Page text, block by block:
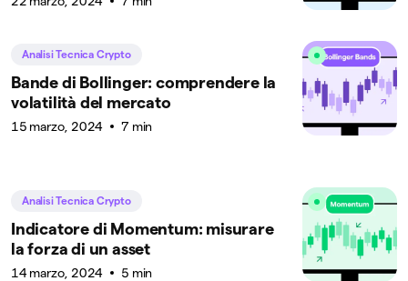
Analisi Tecnica Crypto
Bande di Bollinger: comprendere la
volatilità del mercato
15 marzo, 2024 7 min
Analisi Tecnica Crypto
Indicatore di Momentum: misurare
la forza di un asset
14 marzo, 2024 5 min